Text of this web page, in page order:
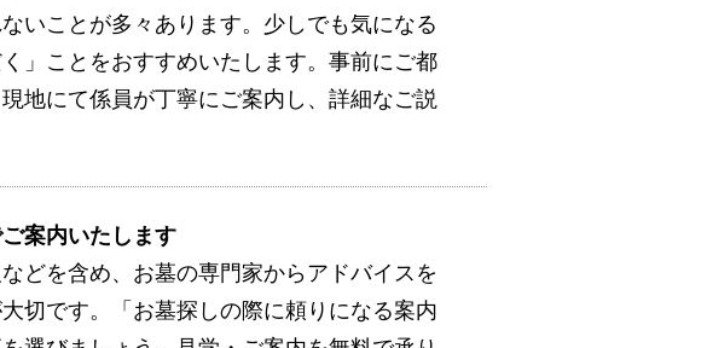
いことが多々あります。少しでも気になる
」ことをおすすめいたします。事前にご都
地にて係員が丁寧にご案内し、詳細なご説
案内いたします
どを含め、お墓の専門家からアドバイスを
切です。「お墓探しの際に頼りになる案内